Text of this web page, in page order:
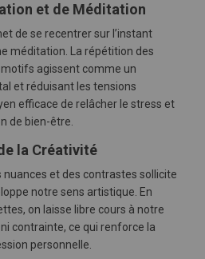
et de Méditation
de se recentrer sur l’instant
méditation. La répétition des
agissent comme un
et réduisant les tensions
efficace de relâcher le stress et
de bien-être.
la Créativité
nuances et des contrastes sollicite
notre sens artistique. En
on laisse libre cours à notre
contrainte, ce qui renforce la
personnelle.